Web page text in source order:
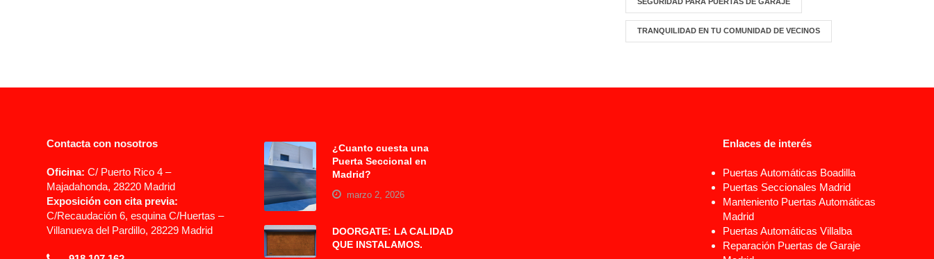
TRANQUILIDAD EN TU COMUNIDAD DE VECINOS
Contacta con nosotros
Oficina: C/ Puerto Rico 4 –
Majadahonda, 28220 Madrid
Exposición con cita previa:
C/Recaudación 6, esquina C/Huertas –
Villanueva del Pardillo, 28229 Madrid
¿Cuanto cuesta una
Puerta Seccional en
Madrid?
marzo 2, 2026
DOORGATE: LA CALIDAD
QUE INSTALAMOS.
Enlaces de interés
Puertas Automáticas Boadilla
Puertas Seccionales Madrid
Manteniento Puertas Automáticas
Madrid
Puertas Automáticas Villalba
Reparación Puertas de Garaje